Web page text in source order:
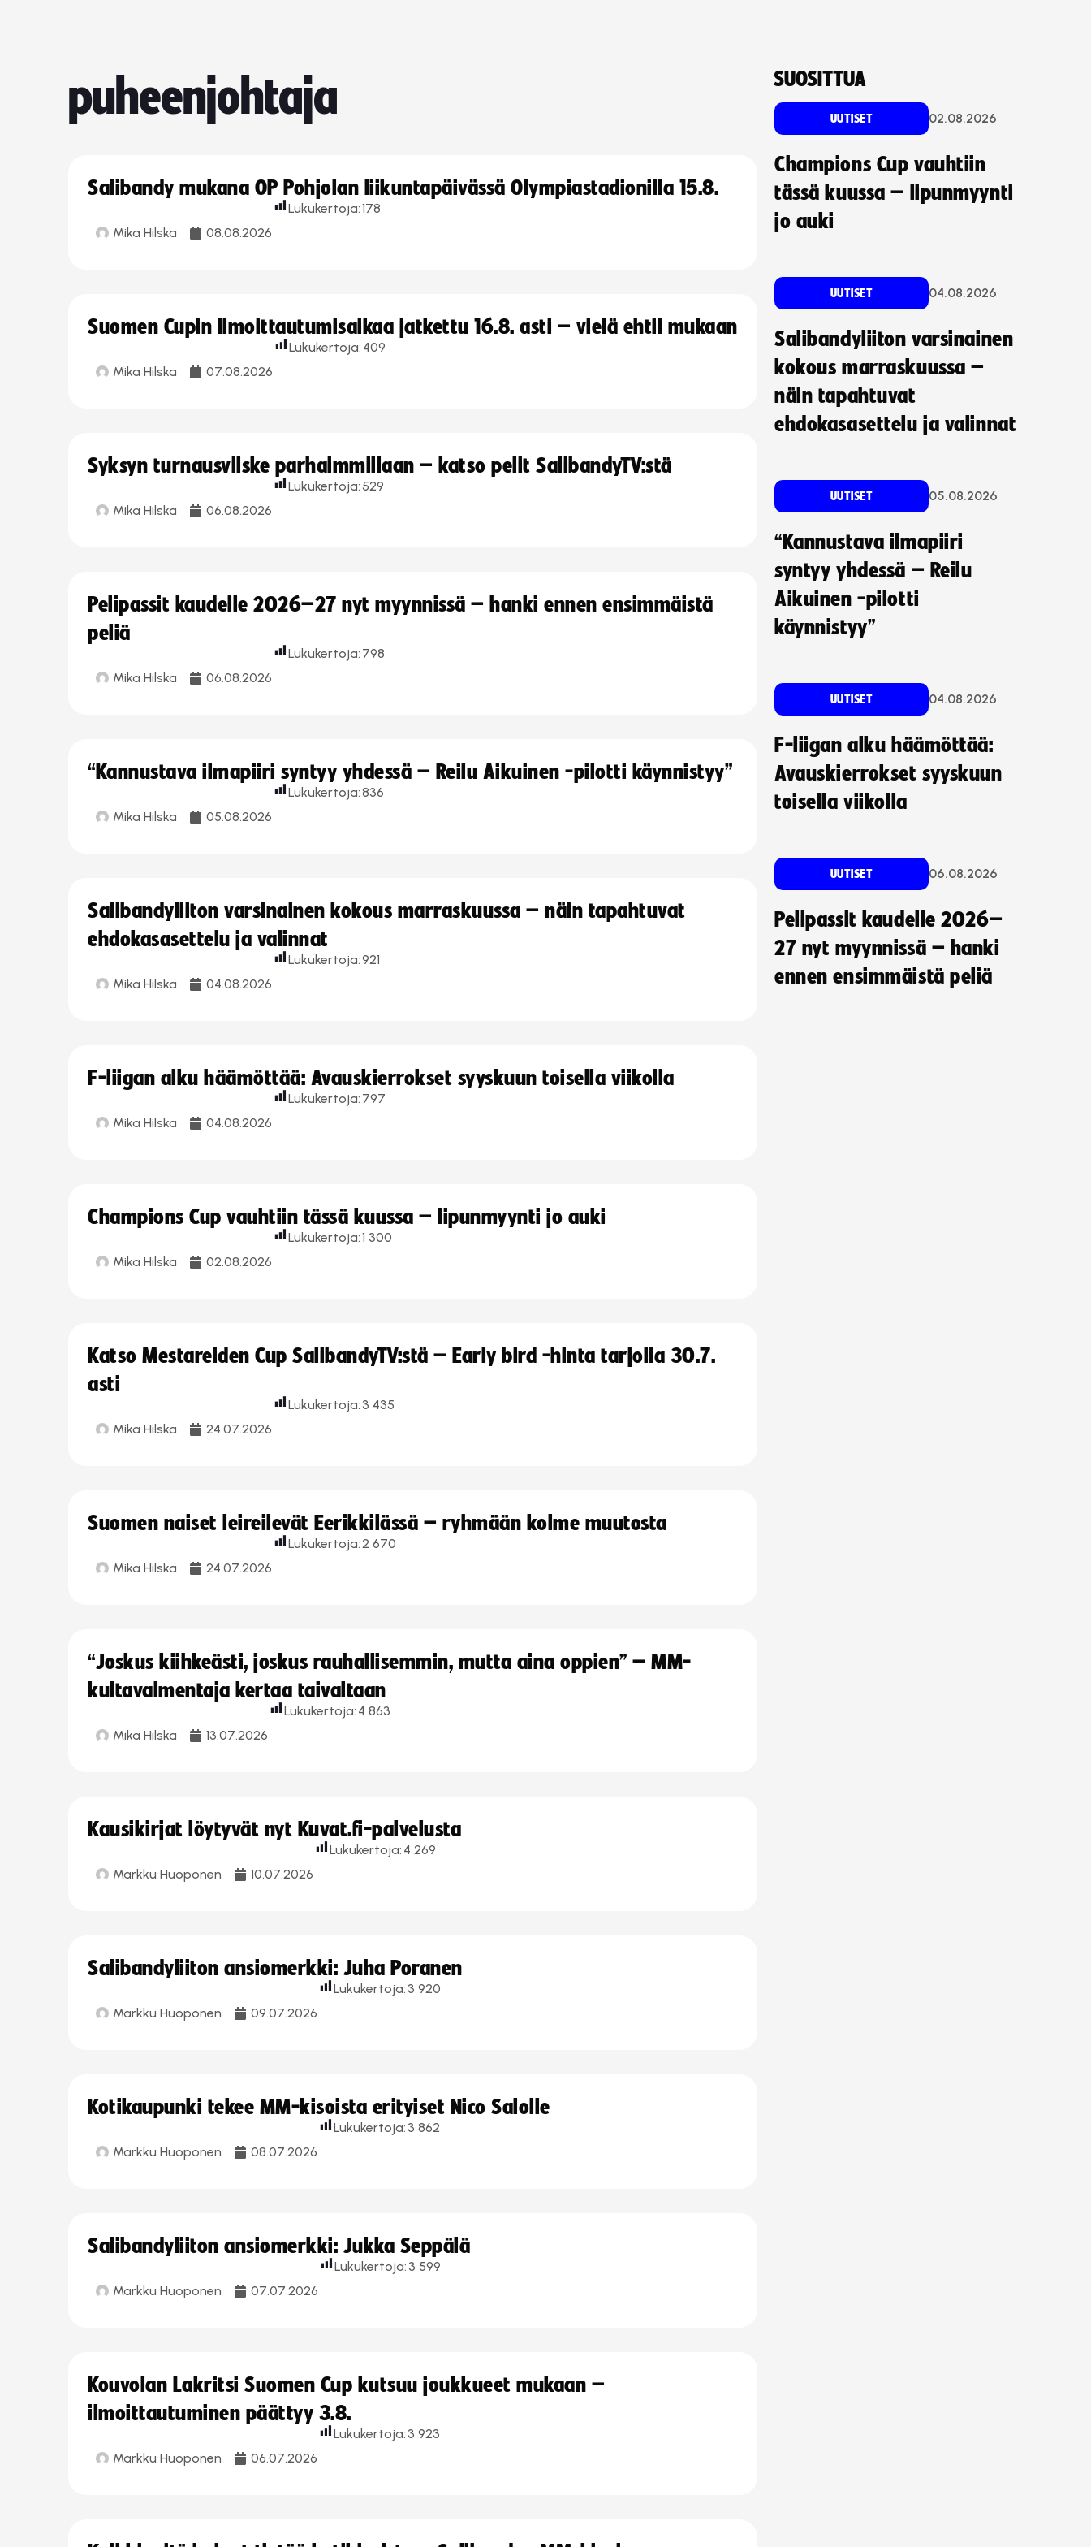
puheenjohtaja
Salibandy mukana OP Pohjolan liikuntapäivässä Olympiastadionilla 15.8.
Mika Hilska 08.08.2026
Lukukertoja:178
Suomen Cupin ilmoittautumisaikaa jatkettu 16.8. asti – vielä ehtii mukaan
Mika Hilska 07.08.2026
Lukukertoja: 409
Syksyn turnausvilske parhaimmillaan – katso pelit SalibandyTV:stä
Mika Hilska 06.08.2026
Lukukertoja: 529
Pelipassit kaudelle 2026–27 nyt myynnissä – hanki ennen ensimmäistä
peliä
Mika Hilska 06.08.2026
Lukukertoja: 798
“Kannustava ilmapiiri syntyy yhdessä – Reilu Aikuinen -pilotti käynnistyy”
Mika Hilska 05.08.2026
Lukukertoja:836
Salibandyliiton varsinainen kokous marraskuussa – näin tapahtuvat
ehdokasasettelu ja valinnat
Mika Hilska 04.08.2026
Lukukertoja:921
F-liigan alku häämöttää: Avauskierrokset syyskuun toisella viikolla
Mika Hilska 04.08.2026
Lukukertoja: 797
Champions Cup vauhtiin tässä kuussa – lipunmyynti jo auki
Mika Hilska 02.08.2026
Lukukertoja:1 300
Katso Mestareiden Cup SalibandyTV:stä – Early bird -hinta tarjolla 30.7.
asti
Mika Hilska 24.07.2026
Lukukertoja: 3 435
Suomen naiset leireilevät Eerikkilässä – ryhmään kolme muutosta
Mika Hilska 24.07.2026
Lukukertoja:2 670
“Joskus kiihkeästi, joskus rauhallisemmin, mutta aina oppien” – MM-
kultavalmentaja kertaa taivaltaan
Mika Hilska 13.07.2026
Lukukertoja: 4 863
Kausikirjat löytyvät nyt Kuvat.fi-palvelusta
Markku Huoponen 10.07.2026
Lukukertoja: 4 269
Salibandyliiton ansiomerkki: Juha Poranen
Markku Huoponen 09.07.2026
Lukukertoja: 3 920
Kotikaupunki tekee MM-kisoista erityiset Nico Salolle
Markku Huoponen 08.07.2026
Lukukertoja: 3 862
Salibandyliiton ansiomerkki: Jukka Seppälä
Markku Huoponen 07.07.2026
Lukukertoja: 3 599
Kouvolan Lakritsi Suomen Cup kutsuu joukkueet mukaan –
ilmoittautuminen päättyy 3.8.
Markku Huoponen 06.07.2026
Lukukertoja: 3 923
SUOSITTUA
UUTISET 02.08.2026
Champions Cup vauhtiin
tässä kuussa – lipunmyynti
jo auki
UUTISET 04.08.2026
Salibandyliiton varsinainen
kokous marraskuussa –
näin tapahtuvat
ehdokasasettelu ja valinnat
UUTISET 05.08.2026
“Kannustava ilmapiiri
syntyy yhdessä – Reilu
Aikuinen -pilotti
käynnistyy”
UUTISET 04.08.2026
F-liigan alku häämöttää:
Avauskierrokset syyskuun
toisella viikolla
UUTISET 06.08.2026
Pelipassit kaudelle 2026–
27 nyt myynnissä – hanki
ennen ensimmäistä peliä